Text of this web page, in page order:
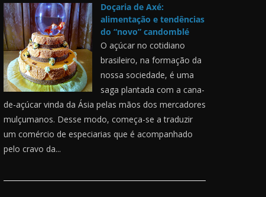
Doçaria de Axé:
alimentação e tendências
do “novo” candomblé
O açúcar no cotidiano
brasileiro, na formação da
nossa sociedade, é uma
saga plantada com a cana-
de-açúcar vinda da Ásia pelas mãos dos mercadores
mulçumanos. Desse modo, começa-se a traduzir
um comércio de especiarias que é acompanhado
pelo cravo da...